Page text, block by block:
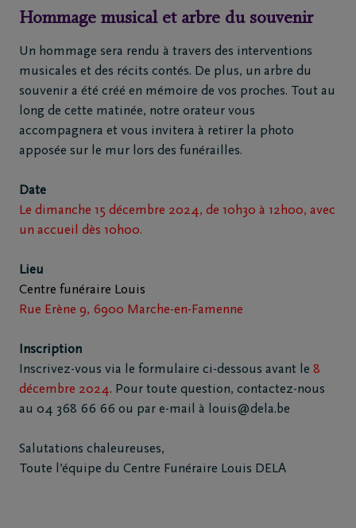
posées
Assistance
en cas de
décès
24h/24
+32
Hommage musical et arbre du souvenir
Un hommage sera rendu à travers des interventions
musicales et des récits contés. De plus, un arbre du
souvenir a été créé en mémoire de vos proches. Tout au
long de cette matinée, notre orateur vous
accompagnera et vous invitera à retirer la photo
apposée sur le mur lors des funérailles.
Date
Le dimanche 15 décembre 2024, de 10h30 à 12h00, avec
un accueil dès 10h00.
Lieu
Centre funéraire Louis
Rue Erène 9, 6900 Marche-en-Famenne
Inscription
Inscrivez-vous via le formulaire ci-dessous avant le 8
décembre 2024. Pour toute question, contactez-nous
au 04 368 66 66 ou par e-mail à louis@dela.be
Salutations chaleureuses,
Toute l’équipe du Centre Funéraire Louis DELA